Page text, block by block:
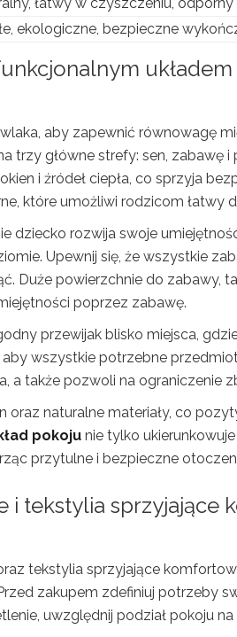
ekologiczne, bezpieczne
aby zapewnić równowagę
trzy główne strefy: sen, zabawę
i źródeł ciepła, co sprzyja
które umożliwi rodzicom łatwy
dziecko rozwija swoje
Upewnij się, że wszystkie
Duże powierzchnie do zabawy,
poprzez zabawę.
przewijak blisko miejsca,
wszystkie potrzebne
a także pozwoli na ograniczenie
oraz naturalne materiały, co
pokoju nie tylko
przytulne i bezpieczne
i tekstylia sprzyjające
tekstylia sprzyjające
zakupem zdefiniuj potrzeby
uwzględnij podział pokoju